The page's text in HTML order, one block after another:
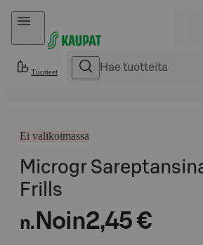
Hyppää sisältöön
Tuotteet
Ei valikoimassa
Microgr
Frills
n. Noin2,45 €